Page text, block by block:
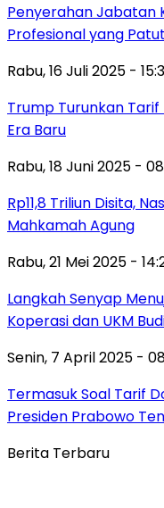
Penyerahan Jabatan
Profesional yang
Rabu, 16 Juli 2025 -
Trump Turunkan Tarif
Era Baru
Rabu, 18 Juni 2025 -
Rp11,8 Triliun Disita,
Mahkamah Agung
Rabu, 21 Mei 2025 -
Langkah Senyap
Koperasi dan UKM
Senin, 7 April 2025 -
Termasuk Soal Tarif
Presiden Prabowo
Berita Terbaru